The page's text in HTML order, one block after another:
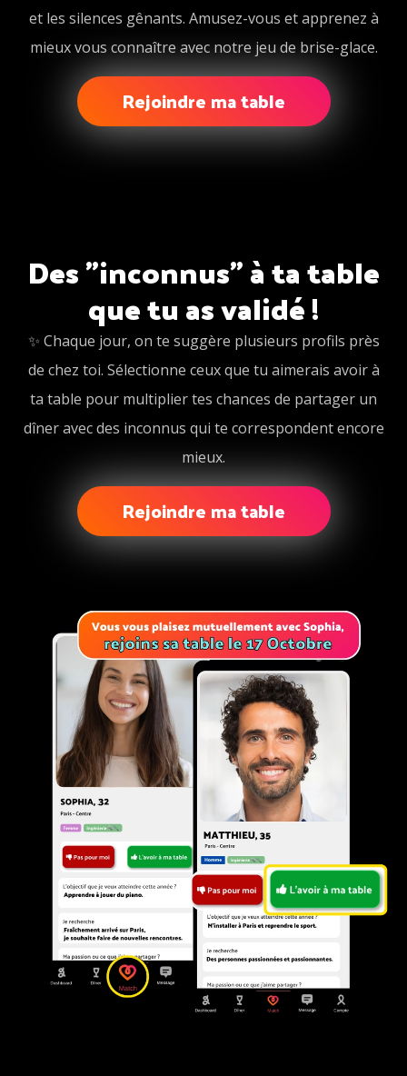
et les silences gênants. Amusez-vous et apprenez à
mieux vous connaître avec notre jeu de brise-glace.
Rejoindre ma table
Des "inconnus" à ta table
que tu as validé !
✨ Chaque jour, on te suggère plusieurs profils près
de chez toi. Sélectionne ceux que tu aimerais avoir à
ta table pour multiplier tes chances de partager un
dîner avec des inconnus qui te correspondent encore
mieux.
Rejoindre ma table